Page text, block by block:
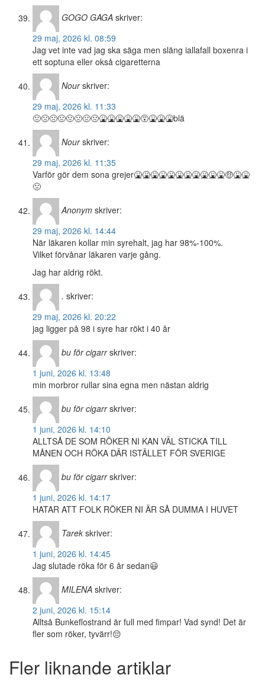
GOGO GAGA skriver:
29 maj, 2026 kl. 08:59
Jag vet inte vad jag ska säga men släng iallafall boxenra i
ett soptuna eller okså cigaretterna
Nour skriver:
29 maj, 2026 kl. 11:33
🤢🤢🤢🤢🤢🤢🤢🤢🤮🤮🤮🤮🤮😵🤮🤮🤮blä
Nour skriver:
29 maj, 2026 kl. 11:35
Varför gör dem sona grejer🤮🤮🤮🤮🤮🤮🤮🤮🤮🤮🤮🤑🤮🤮
🤢
Anonym skriver:
29 maj, 2026 kl. 14:44
När läkaren kollar min syrehalt, jag har 98%-100%.
Vilket förvånar läkaren varje gång.
Jag har aldrig rökt.
. skriver:
29 maj, 2026 kl. 20:22
jag ligger på 98 i syre har rökt i 40 år
bu för cigarr skriver:
1 juni, 2026 kl. 13:48
min morbror rullar sina egna men nästan aldrig
bu för cigarr skriver:
1 juni, 2026 kl. 14:10
ALLTSÅ DE SOM RÖKER NI KAN VÄL STICKA TILL
MÅNEN OCH RÖKA DÄR ISTÄLLET FÖR SVERIGE
bu för cigarr skriver:
1 juni, 2026 kl. 14:17
HATAR ATT FOLK RÖKER NI ÄR SÅ DUMMA I HUVET
Tarek skriver:
1 juni, 2026 kl. 14:45
Jag slutade röka för 6 år sedan😃
MILENA skriver:
2 juni, 2026 kl. 15:14
Alltså Bunkeflostrand är full med fimpar! Vad synd! Det är
fler som röker, tyvärr!😔
Fler liknande artiklar